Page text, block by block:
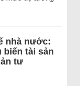
nhà nước:
biến tài sản
tư